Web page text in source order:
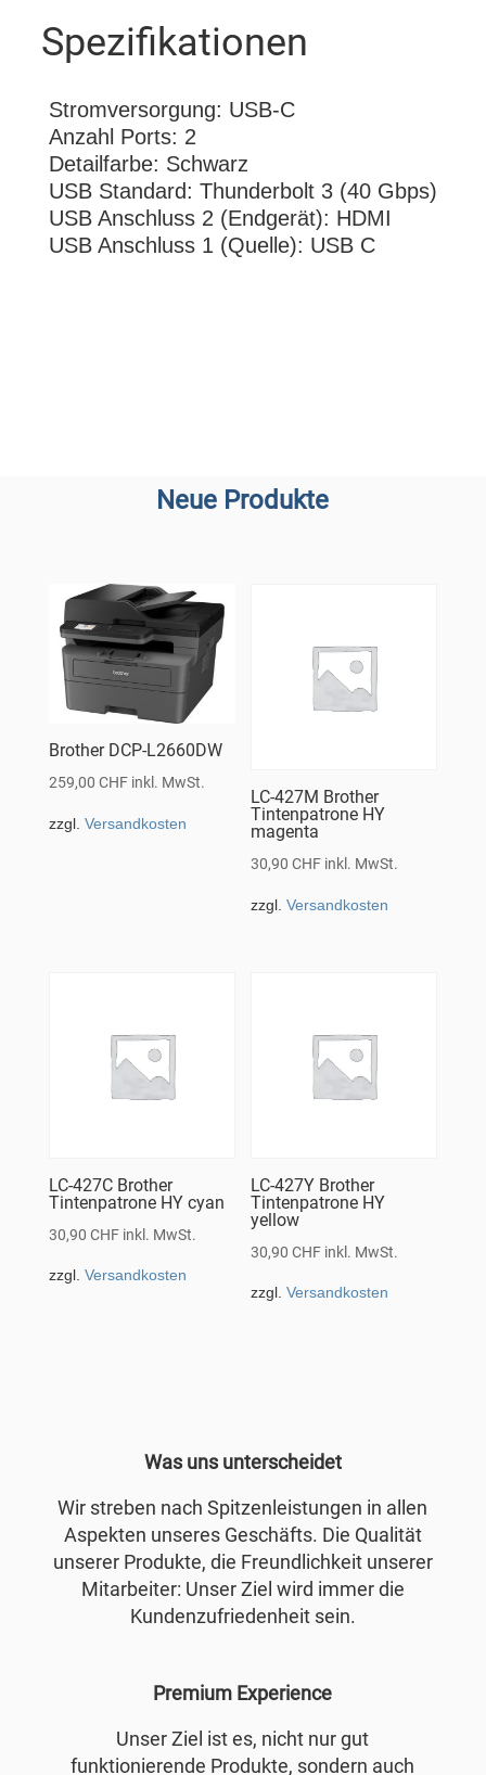
Spezifikationen
Stromversorgung: USB-C
Anzahl Ports: 2
Detailfarbe: Schwarz
USB Standard: Thunderbolt 3 (40 Gbps)
USB Anschluss 2 (Endgerät): HDMI
USB Anschluss 1 (Quelle): USB C
Neue Produkte
Brother DCP-L2660DW
259,00 CHF inkl. MwSt.
zzgl. Versandkosten
LC-427M Brother
Tintenpatrone HY
magenta
30,90CHF inkl. MwSt.
zzgl.Versandkosten
LC-427C Brother
Tintenpatrone HY cyan
30,90 CHF inkl. MwSt.
zzgl. Versandkosten
LC-427Y Brother
Tintenpatrone HY
yellow
30,90CHF inkl. MwSt.
zzgl.Versandkosten
Was uns unterscheidet
Wir streben nach Spitzenleistungen in allen
Aspekten unseres Geschäfts. Die Qualität
unserer Produkte, die Freundlichkeit unserer
Mitarbeiter: Unser Ziel wird immer die
Kundenzufriedenheit sein.
Premium Experience
Unser Ziel ist es, nicht nur gut
funktionierende Produkte, sondern auch